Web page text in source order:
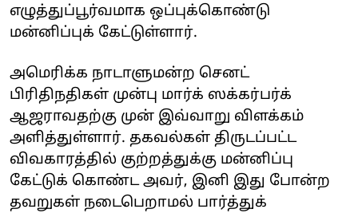
எழுத்துப்பூர்வமாக ஒப்புக்கொண்டு
மன்னிப்புக் கேட்டுள்ளார்.
அமெரிக்க நாடாளுமன்ற செனட்
பிரிதிந‌திகள் முன்பு மார்க் ஸக்கர்பர்க்
ஆஜராவதற்கு முன் இவ்வாறு விளக்கம்
அளித்துள்ளார். தகவல்கள் திருடப்பட்ட
விவகாரத்தில் குற்றத்துக்கு மன்னிப்பு
கேட்டுக் கொண்ட அவர், இனி இது போன்ற
தவறுகள் நடைபெறாமல் பார்த்துக்